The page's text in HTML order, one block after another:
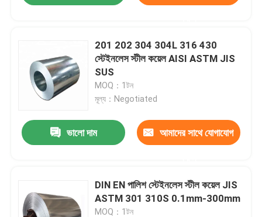
201 202 304 304L 316 430
স্টেইনলেস স্টীল কয়েল AISI ASTM JIS
SUS
MOQ：1টন
মূল্য：Negotiated
ভালো দাম আমাদের সাথে যোগাযোগ
DIN EN পালিশ স্টেইনলেস স্টীল কয়েল JIS
ASTM 301 310S 0.1mm-300mm
MOQ：1টন